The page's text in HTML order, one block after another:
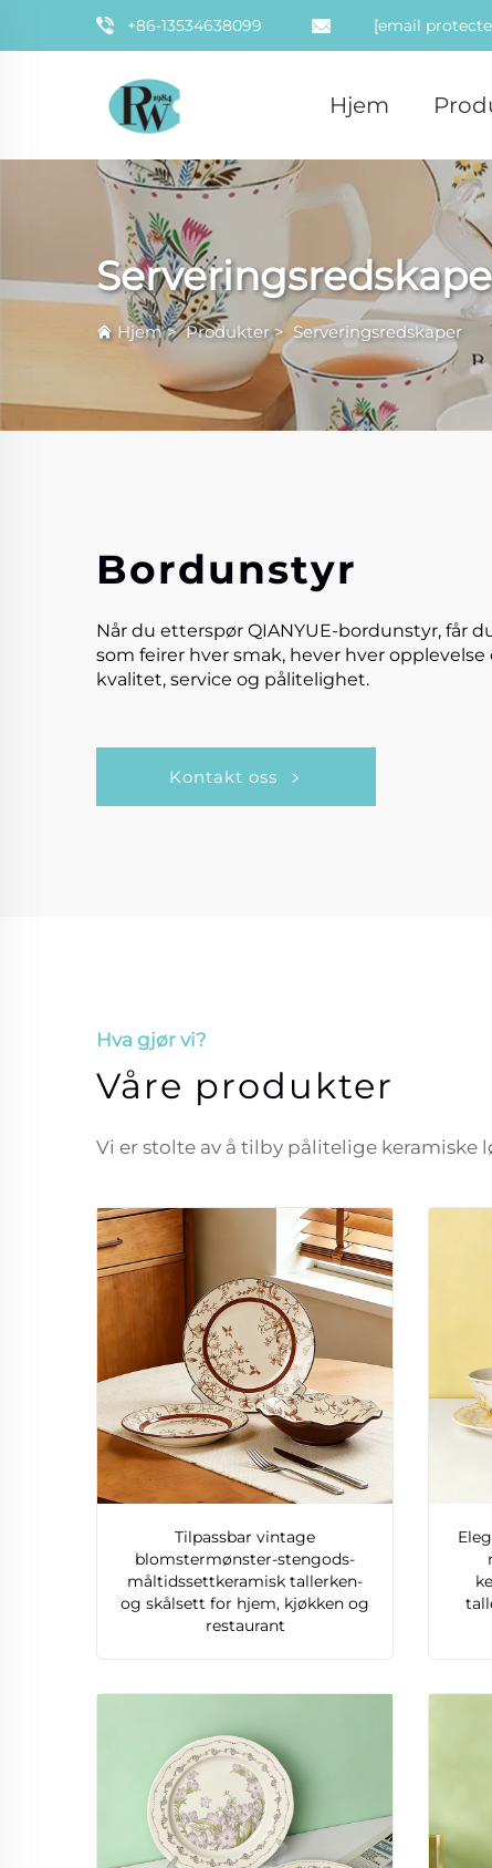
+86-13534638099 [email
Hjem
Hjem>Produkter>Serveringsredskaper
Bordunstyr
Når du etterspør QIANYUE-bordunstyr, får
som feirer hver smak, hever hver
kvalitet, service og pålitelighet.
Kontakt oss
Hva gjør vi?
Våre produkter
Vi er stolte av å tilby pålitelige
Tilpassbar vintage
blomstermønster-stengods-
måltidssettkeramisk tallerken-
og skålsett for hjem, kjøkken og
restaurant